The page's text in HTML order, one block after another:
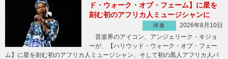
ド・ウォーク・オブ・フェーム】に星を
刻む初のアフリカ人ミュージシャンに
洋楽
2026年8月10日
音楽界のアイコン、アンジェリーク・キジョ
ーが、【ハリウッド・ウォーク・オブ・フェー
ム】に星を刻む初のアフリカ人ミュージシャン、そして初の黒人アフリカ人パ